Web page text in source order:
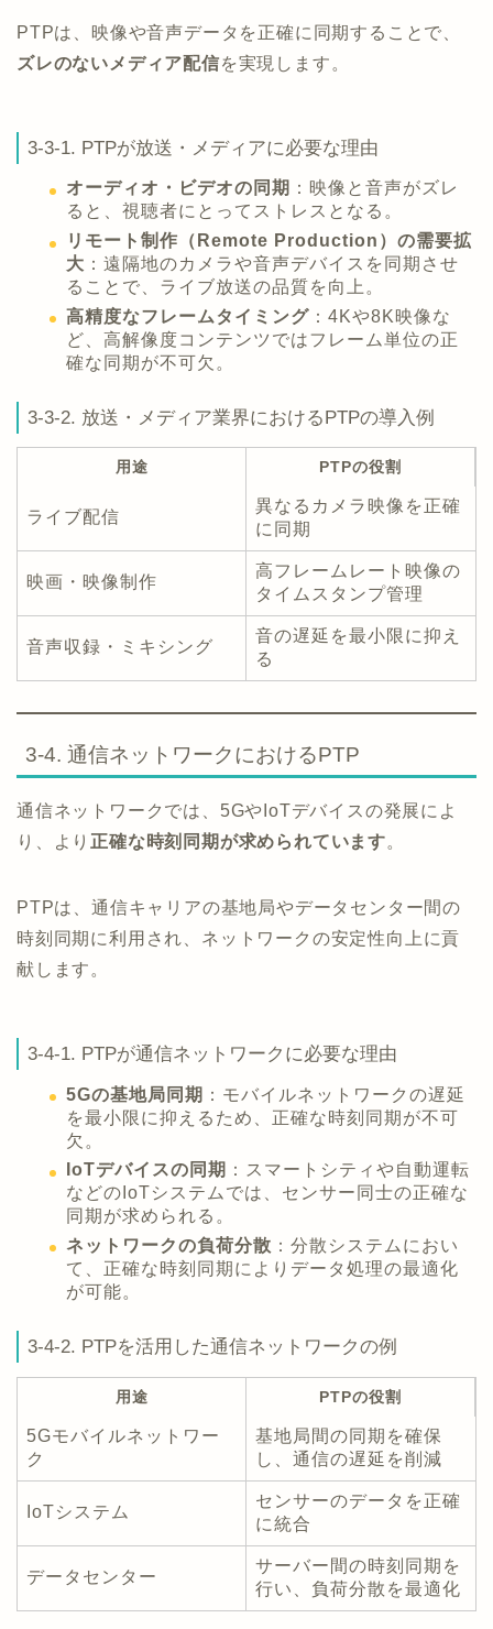
PTPは、映像や音声データを正確に同期することで、
ズレのないメディア配信を実現します。
3-3-1. PTPが放送・メディアに必要な理由
オーディオ・ビデオの同期 ：映像と音声がズレ
ると、視聴者にとってストレスとなる。
リモート制作（Remote Production）の需要拡
大 ：遠隔地のカメラや音声デバイスを同期させ
ることで、ライブ放送の品質を向上。
高精度なフレームタイミング ：4Kや8K映像な
ど、高解像度コンテンツではフレーム単位の正
確な同期が不可欠。
3-3-2. 放送・メディア業界におけるPTPの導入例
用途 PTPの役割
ライブ配信
異なるカメラ映像を正確
に同期
映画・映像制作
高フレームレート映像の
タイムスタンプ管理
音声収録・ミキシング
音の遅延を最小限に抑え
る
3-4. 通信ネットワークにおけるPTP
通信ネットワークでは、5GやIoTデバイスの発展によ
り、より 正確な時刻同期が求められています。
PTPは、通信キャリアの基地局やデータセンター間の
時刻同期に利用され、ネットワークの安定性向上に貢
献します。
3-4-1. PTPが通信ネットワークに必要な理由
5Gの基地局同期 ：モバイルネットワークの遅延
を最小限に抑えるため、正確な時刻同期が不可
欠。
IoTデバイスの同期 ：スマートシティや自動運転
などのIoTシステムでは、センサー同士の正確な
同期が求められる。
ネットワークの負荷分散 ：分散システムにおい
て、正確な時刻同期によりデータ処理の最適化
が可能。
3-4-2. PTPを活用した通信ネットワークの例
用途 PTPの役割
5Gモバイルネットワー
ク
基地局間の同期を確保
し、通信の遅延を削減
IoTシステム
センサーのデータを正確
に統合
データセンター
サーバー間の時刻同期を
行い、負荷分散を最適化